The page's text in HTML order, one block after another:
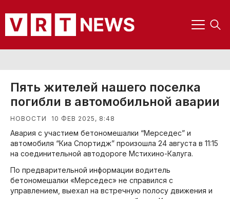
Пять жителей нашего поселка
погибли в автомобильной аварии
НОВОСТИ 10 ФЕВ 2025, 8:48
Авария с участием бетономешалки “Мерседес” и
автомобиля “Киа Спортидж” произошла 24 августа в 11:15
на соединительной автодороге Мстихино-Калуга.
По предварительной информации водитель
бетономешалки «Мерседес» не справился с
управлением, выехал на встречную полосу движения и